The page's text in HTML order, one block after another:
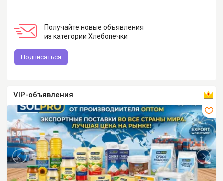
Получайте новые объявления
из категории Хлебопечки
Подписаться
VIP-объявления